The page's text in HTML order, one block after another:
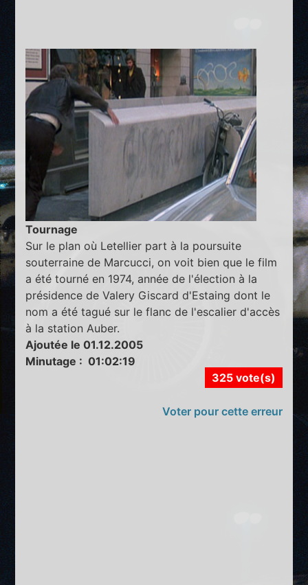
Tournage
Sur le plan où Letellier part à la poursuite
souterraine de Marcucci, on voit bien que le film
a été tourné en 1974, année de l'élection à la
présidence de Valery Giscard d'Estaing dont le
nom a été tagué sur le flanc de l'escalier d'accès
à la station Auber.
Ajoutée le 01.12.2005
Minutage : 01:02:19
325 vote(s)
Voter pour cette erreur